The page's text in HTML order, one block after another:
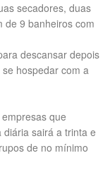
secadores, duas
de 9 banheiros com
descansar depois
hospedar com a
que
sairá a trinta e
de no mínimo